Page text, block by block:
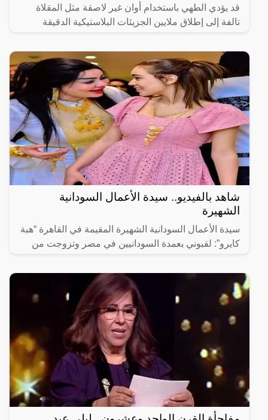
قد يؤدي الطهي باستخدام أوان غير لاصقة مثل المقلاة
تالفة إلى إطلاق ملايين الجزيئات البلاستيكية الدقيقة
شاهد بالفيديو.. سيدة الأعمال السودانية
الشهيرة
سيدة الأعمال السودانية الشهيرة المقيمة في القاهرة “هبة
كايرو”: لقبوني بعمدة السودانيين في مصر وتزوجت من